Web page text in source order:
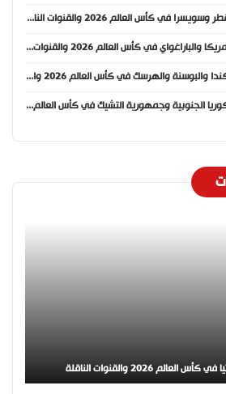
موعد مباراة قطر وسويسرا في كأس العالم 2026 والقنوات الناقلة
موعد مباراة أمريكا والباراغواي في كأس العالم 2026 والقنوات الناقلة
موعد مباراة كندا والبوسنة والهرسك في كأس العالم 2026 والقنوات الناقلة
موعد مباراة كوريا الجنوبية وجمهورية التشيك في كأس العالم 2026 والقنوات الناقلة
2026 والقنوات الناقلة